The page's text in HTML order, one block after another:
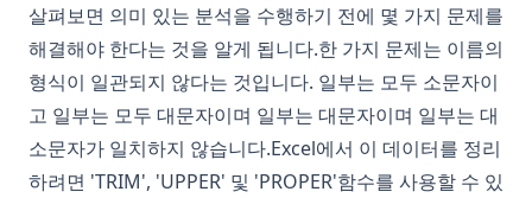
살펴보면 의미 있는 분석을 수행하기 전에 몇 가지 문제를
해결해야 한다는 것을 알게 됩니다.한 가지 문제는 이름의
형식이 일관되지 않다는 것입니다. 일부는 모두 소문자이
고 일부는 모두 대문자이며 일부는 대문자이며 일부는 대
소문자가 일치하지 않습니다.Excel에서 이 데이터를 정리
하려면 'TRIM', 'UPPER' 및 'PROPER'함수를 사용할 수 있